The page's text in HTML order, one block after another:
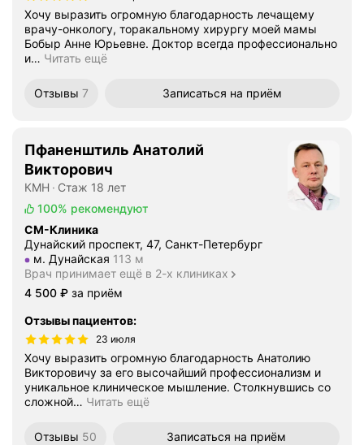
Хочу выразить огромную благодарность лечащему
врачу-онкологу, торакальному хирургу моей мамы
Бобыр Анне Юрьевне. Доктор всегда профессионально
и… Читать ещё
Отзывы 7 Записаться на приём
Пфаненштиль Анатолий
Викторович
КМН
Стаж 18 лет
100% рекомендуют
СМ-Клиника
Дунайский проспект, 47, Санкт-Петербург
Метро м. Дунайская Расстояние 113 м
м. Дунайская 113 м
Врач принимает ещё в 2-х клиниках
Цена
4500
4 500 ₽ за приём
Отзывы пациентов:
23 июля
Хочу выразить огромную благодарность Анатолию
Викторовичу за его высочайший профессионализм и
уникальное клиническое мышление. Столкнувшись со
сложной… Читать ещё
Отзывы 50 Записаться на приём